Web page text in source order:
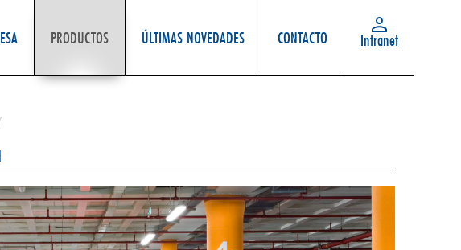
PRODUCTOS ÚLTIMAS NOVEDADES CONTACTO Intranet